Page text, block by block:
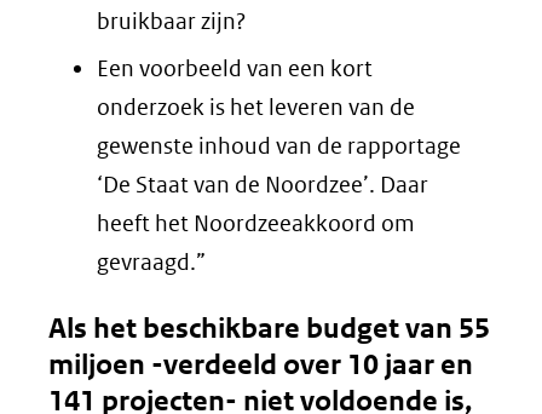
bruikbaar zijn?
Een voorbeeld van een kort
onderzoek is het leveren van de
gewenste inhoud van de rapportage
‘De Staat van de Noordzee’. Daar
heeft het Noordzeeakkoord om
gevraagd.”
Als het beschikbare budget van 55
miljoen -verdeeld over 10 jaar en
141 projecten- niet voldoende is,